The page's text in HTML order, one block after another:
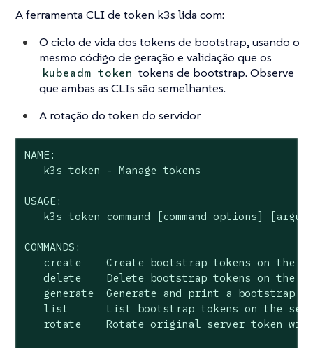
A ferramenta CLI de token k3s lida com:
O ciclo de vida dos tokens de bootstrap, usando o
mesmo código de geração e validação que os
kubeadm token tokens de bootstrap. Observe
que ambas as CLIs são semelhantes.
A rotação do token do servidor
NAME:
   k3s token - Manage tokens
USAGE:
k3s token command [command options]
COMMANDS:
create    Create bootstrap tokens on the
delete    Delete bootstrap tokens on the
generate  Generate and print a bootstrap
list      List bootstrap tokens on the
rotate    Rotate original server token